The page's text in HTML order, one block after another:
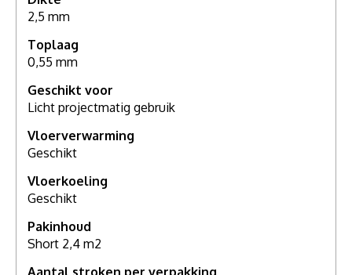
2,5 mm
Toplaag
0,55 mm
Geschikt voor
Licht projectmatig gebruik
Vloerverwarming
Geschikt
Vloerkoeling
Geschikt
Pakinhoud
Short 2,4 m2
Aantal stroken per verpakking